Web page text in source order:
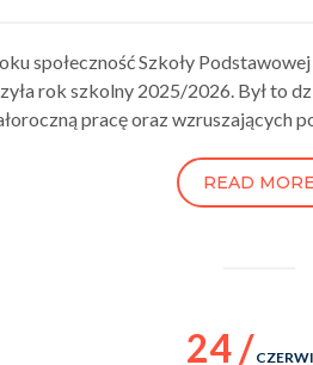
społeczność Szkoły
rok szkolny 2025/2026. Był to
pracę oraz wzruszających
READ MORE
24 /